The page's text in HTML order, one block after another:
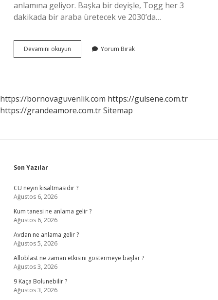
anlamına geliyor. Başka bir deyişle, Togg her 3
dakikada bir araba üretecek ve 2030’da…
Devamını okuyun
Bir
Yorum Bırak
https://bornovaguvenlik.com https://gulsene.com.tr
https://grandeamore.com.trSitemap
Sidebar
Son Yazılar
CU neyin kısaltmasıdır ?
Ağustos 6, 2026
Kum tanesi ne anlama gelir ?
Ağustos 6, 2026
Avdan ne anlama gelir ?
Ağustos 5, 2026
Alloblast ne zaman etkisini göstermeye başlar ?
Ağustos 3, 2026
9 Kaça Bolunebilir ?
Ağustos 3, 2026